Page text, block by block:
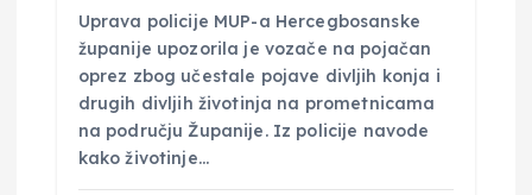
Uprava policije MUP-a Hercegbosanske
županije upozorila je vozače na pojačan
oprez zbog učestale pojave divljih konja i
drugih divljih životinja na prometnicama
na području Županije. Iz policije navode
kako životinje…